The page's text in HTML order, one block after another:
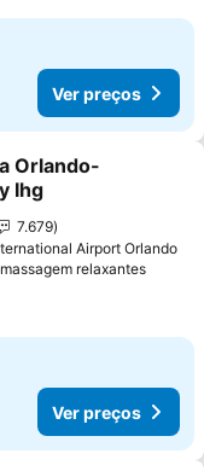
Ver preços
aos favoritos
Orlando-
Ihg
7.679
Airport Orlando
relaxantes
Ver preços